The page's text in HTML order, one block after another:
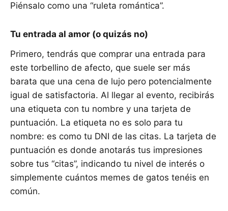
Piénsalo como una “ruleta romántica”.
Tu entrada al amor (o quizás no)
Primero, tendrás que comprar una entrada para
este torbellino de afecto, que suele ser más
barata que una cena de lujo pero potencialmente
igual de satisfactoria. Al llegar al evento, recibirás
una etiqueta con tu nombre y una tarjeta de
puntuación. La etiqueta no es solo para tu
nombre: es como tu DNI de las citas. La tarjeta de
puntuación es donde anotarás tus impresiones
sobre tus “citas”, indicando tu nivel de interés o
simplemente cuántos memes de gatos tenéis en
común.